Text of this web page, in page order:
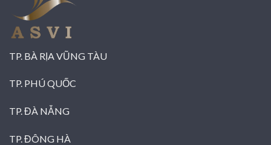
TP. BÀ RỊA VŨNG TÀU
TP. PHÚ QUỐC
TP. ĐÀ NẴNG
TP. ĐÔNG HÀ